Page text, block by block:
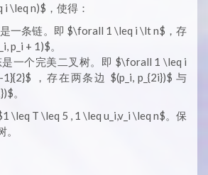
i \leq n)$，使得：
一条链。即 $\forall 1 \leq i \lt n$，存
p_i + 1)$。
一个完美二叉树。即 $\forall 1 \leq i
，存在两条边 $(p_i, p_{2i})$ 与
。
\leq T \leq 5 , 1 \leq u_i,v_i \leq n$。保